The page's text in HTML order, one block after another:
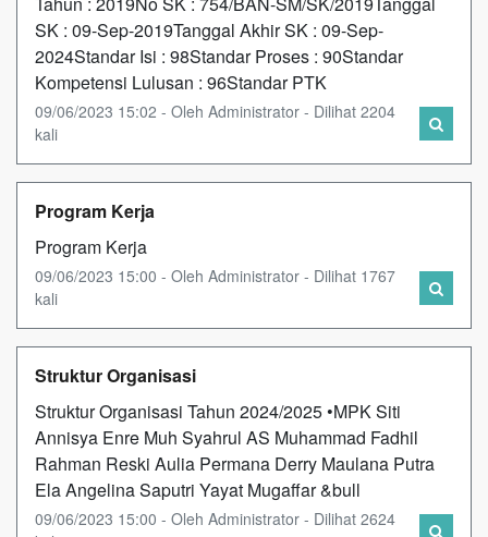
SK : 09-Sep-2019Tanggal Akhir SK : 09-Sep-
2024Standar Isi : 98Standar Proses : 90Standar
Kompetensi Lulusan : 96Standar PTK
09/06/2023 15:02 - Oleh Administrator - Dilihat 2204
kali
Program Kerja
Program Kerja
09/06/2023 15:00 - Oleh Administrator - Dilihat 1767
kali
Struktur Organisasi
Struktur Organisasi Tahun 2024/2025 •MPK Siti
Annisya Enre Muh Syahrul AS Muhammad Fadhil
Rahman Reski Aulia Permana Derry Maulana Putra
Ela Angelina Saputri Yayat Mugaffar &bull
09/06/2023 15:00 - Oleh Administrator - Dilihat 2624